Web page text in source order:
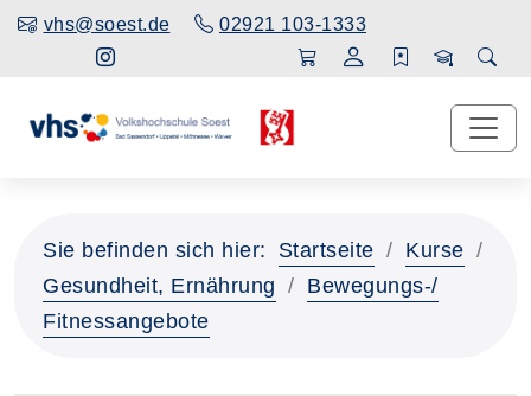
vhs@soest.de 02921 103-1333
Sie befinden sich hier: Startseite
Kurse
Gesundheit, Ernährung
Bewegungs-/
Fitnessangebote